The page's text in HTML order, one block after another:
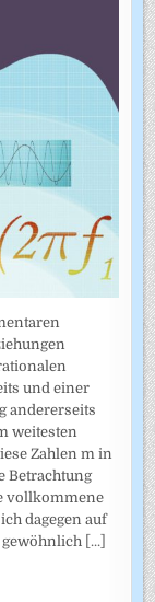
und einer
andererseits
weitesten
Zahlen m in
Betrachtung
vollkommene
dagegen auf
[...]